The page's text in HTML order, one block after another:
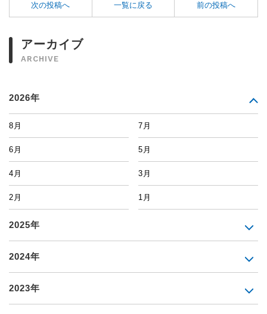
次の投稿へ 一覧に戻る 前の投稿へ
アーカイブ
ARCHIVE
2026年
8月 7月
6月 5月
4月 3月
2月 1月
2025年
2024年
2023年